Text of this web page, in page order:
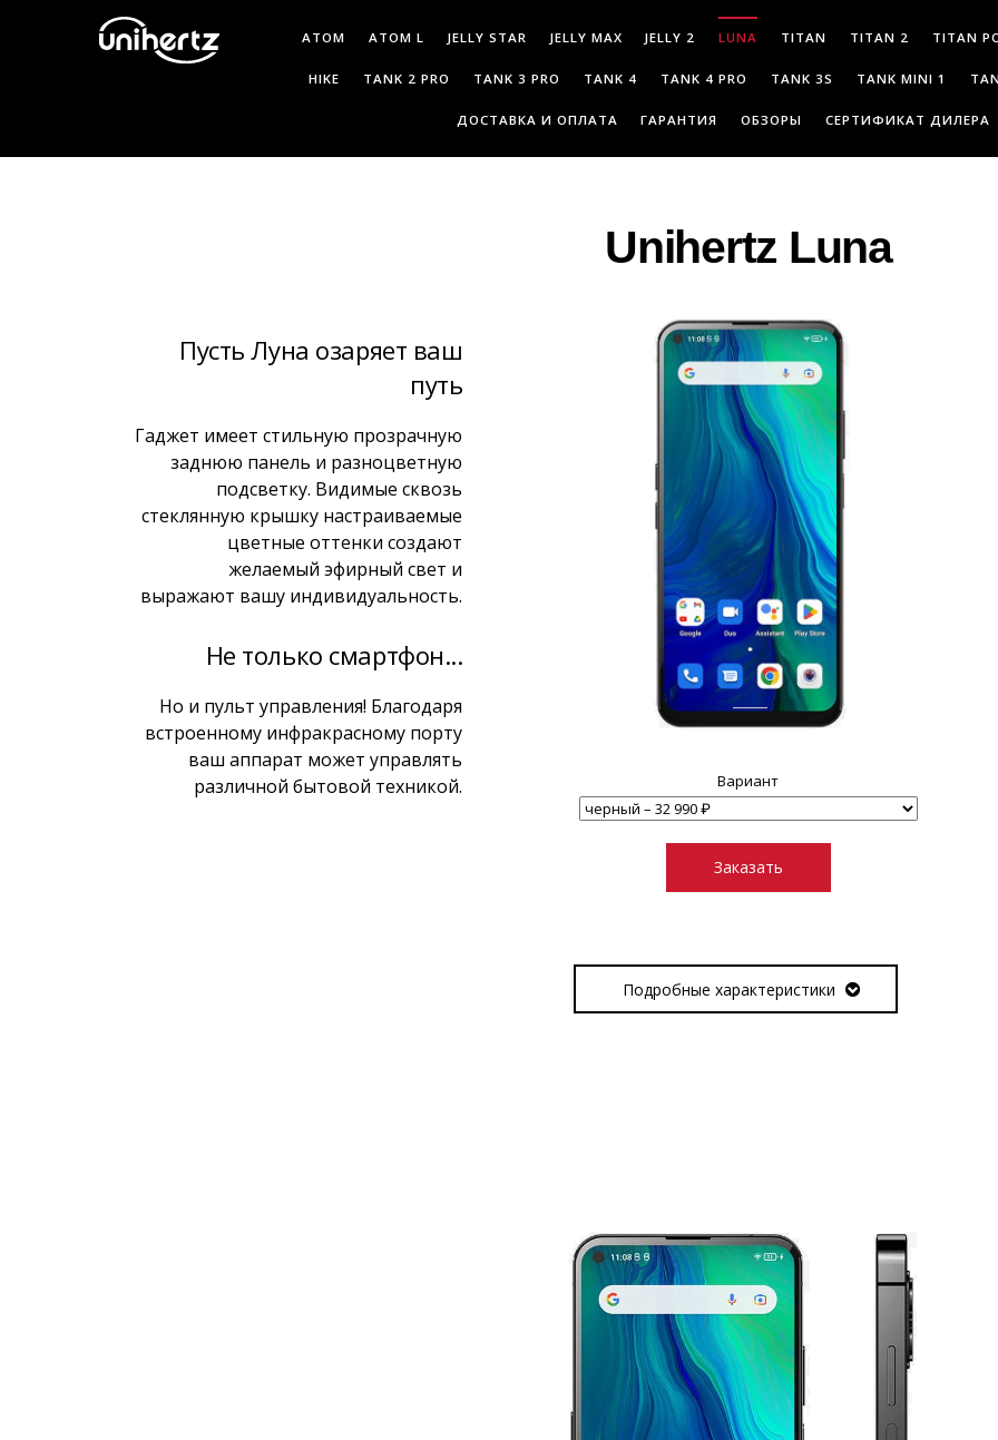
ATOM ATOM L JELLY STAR JELLY MAX JELLY 2 LUNA TITAN TITAN 2 TITAN
HIKE TANK 2 PRO TANK 3 PRO TANK 4 TANK 4 PRO TANK 3S TANK MINI 1
ДОСТАВКА И ОПЛАТА ГАРАНТИЯ ОБЗОРЫ СЕРТИФИКАТ ДИЛЕРА
Unihertz Luna
Пусть Луна озаряет ваш
путь
Гаджет имеет стильную прозрачную
заднюю панель и разноцветную
подсветку. Видимые сквозь
стеклянную крышку настраиваемые
цветные оттенки создают
желаемый эфирный свет и
выражают вашу индивидуальность.
Не только смартфон...
Но и пульт управления! Благодаря
встроенному инфракрасному порту
ваш аппарат может управлять
различной бытовой техникой.
Вариант
Заказать
Подробные характеристики